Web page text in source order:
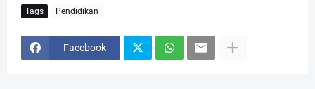
Tags Pendidikan
Facebook